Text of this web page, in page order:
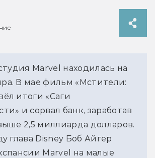
Marvel находилась на
В мае фильм «Мстители:
итоги «Саги
и сорвал банк, заработав
2,5 миллиарда долларов.
глава Disney Боб Айгер
Marvel на малые